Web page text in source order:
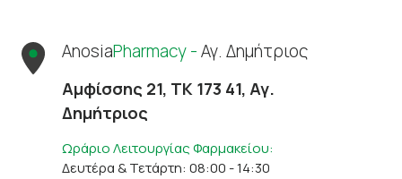
AnosiaPharmacy -Αγ. Δημήτριος
Αμφίσσης 21, ΤΚ 173 41, Αγ.
Δημήτριος
Ωράριο Λειτουργίας Φαρμακείου:
Δευτέρα & Τετάρτη: 08:00 - 14:30